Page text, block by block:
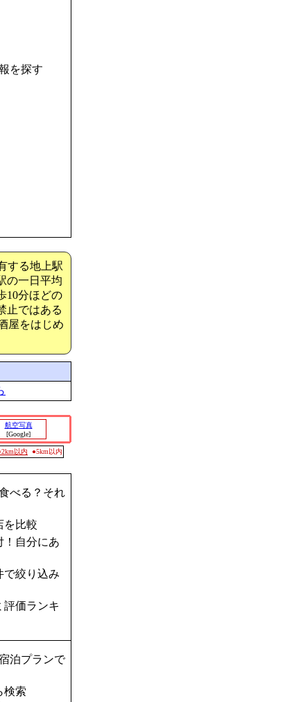
を探す
する地上駅
の一日平均
10分ほどの
止ではある
屋をはじめ
航空写真
[Google]
以内 ●5km以内
べる？それ
を比較
！自分にあ
で絞り込み
評価ランキ
泊プランで
検索